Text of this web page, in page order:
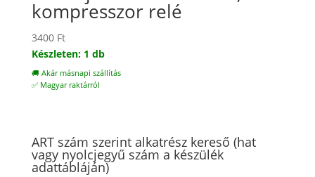
kompresszor relé
3400 Ft
Készleten: 1 db
🚚 Akár másnapi szállítás
✅ Magyar raktárról
ART szám szerint alkatrész kereső (hat
vagy nyolcjegyű szám a készülék
adattábláján)